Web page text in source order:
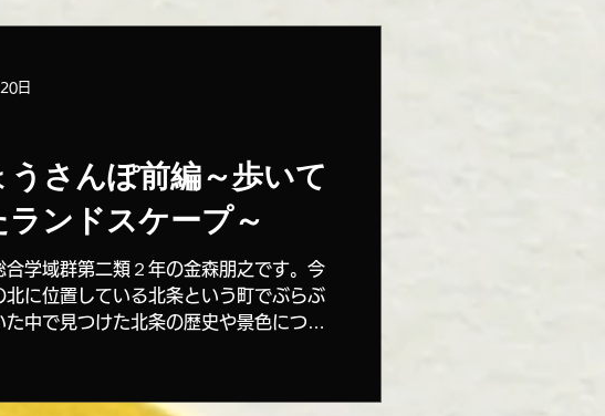
さんぽ前編～歩いて
ンドスケープ～
合学域群第二類２年の金森朋之です。今
北に位置している北条という町でぶらぶ
た中で見つけた北条の歴史や景色につい
日